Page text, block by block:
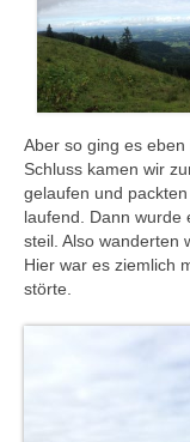
Aber so ging es
Schluss kamen wir
gelaufen und
laufend. Dann wurde
steil. Also wanderten
Hier war es ziemlich
störte.